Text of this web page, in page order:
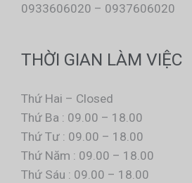
0933606020 – 0937606020
THỜI GIAN LÀM VIỆC
Thứ Hai – Closed
Thứ Ba : 09.00 – 18.00
Thứ Tư : 09.00 – 18.00
Thứ Năm : 09.00 – 18.00
Thứ Sáu : 09.00 – 18.00